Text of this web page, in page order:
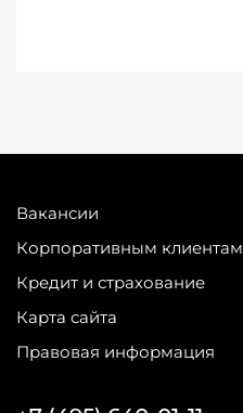
Вакансии
Корпоративным клиентам
Кредит и страхование
Карта сайта
Правовая информация